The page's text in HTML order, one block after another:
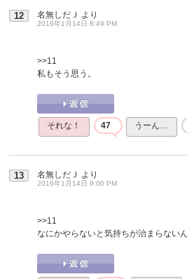
12 名無しだＪ より
2016年1月14日 8:49 PM
>>11
私もそう思う。
それな！ 47 うーん…
13 名無しだＪ より
2016年1月14日 9:00 PM
>>11
なにかやらないと気持ちが治まらない